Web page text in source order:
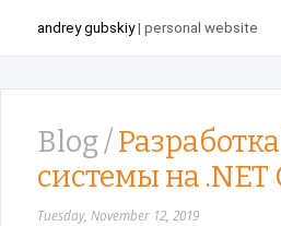
andrey gubskiy| personal website
Blog /
системы на .NET
Tuesday, November 12, 2019